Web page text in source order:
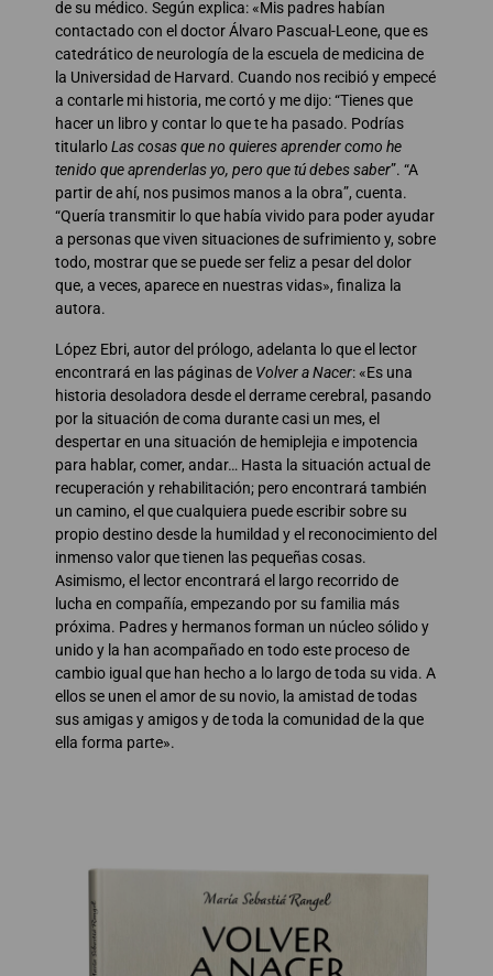
de su médico. Según explica: «Mis padres habían
contactado con el doctor Álvaro Pascual-Leone, que es
catedrático de neurología de la escuela de medicina de
la Universidad de Harvard. Cuando nos recibió y empecé
a contarle mi historia, me cortó y me dijo: “Tienes que
hacer un libro y contar lo que te ha pasado. Podrías
titularloLas cosas que no quieres aprender como he
tenido que aprenderlas yo, pero que tú debes saber”. “A
partir de ahí, nos pusimos manos a la obra”, cuenta.
“Quería transmitir lo que había vivido para poder ayudar
a personas que viven situaciones de sufrimiento y, sobre
todo, mostrar que se puede ser feliz a pesar del dolor
que, a veces, aparece en nuestras vidas», finaliza la
autora.
López Ebri, autor del prólogo, adelanta lo que el lector
encontrará en las páginas de Volver a Nacer: «Es una
historia desoladora desde el derrame cerebral, pasando
por la situación de coma durante casi un mes, el
despertar en una situación de hemiplejia e impotencia
para hablar, comer, andar… Hasta la situación actual de
recuperación y rehabilitación; pero encontrará también
un camino, el que cualquiera puede escribir sobre su
propio destino desde la humildad y el reconocimiento del
inmenso valor que tienen las pequeñas cosas.
Asimismo, el lector encontrará el largo recorrido de
lucha en compañía, empezando por su familia más
próxima. Padres y hermanos forman un núcleo sólido y
unido y la han acompañado en todo este proceso de
cambio igual que han hecho a lo largo de toda su vida. A
ellos se unen el amor de su novio, la amistad de todas
sus amigas y amigos y de toda la comunidad de la que
ella forma parte».